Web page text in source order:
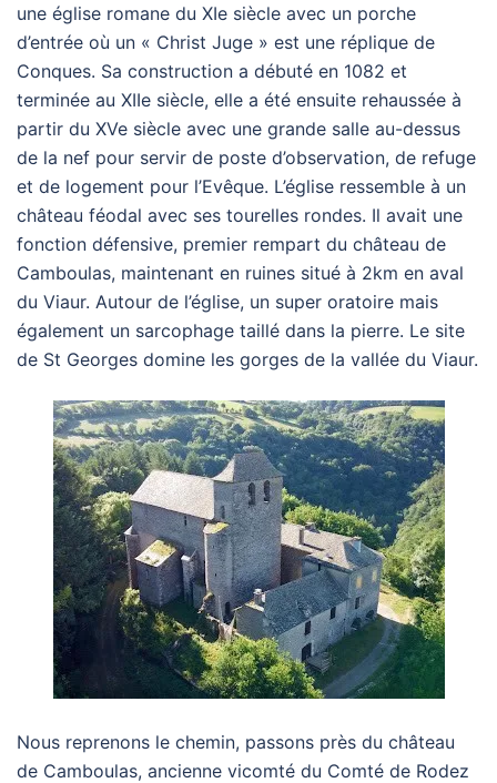
une église romane du XIe siècle avec un porche
d’entrée où un « Christ Juge » est une réplique de
Conques. Sa construction a débuté en 1082 et
terminée au XIIe siècle, elle a été ensuite rehaussée à
partir du XVe siècle avec une grande salle au-dessus
de la nef pour servir de poste d’observation, de refuge
et de logement pour l’Evêque. L’église ressemble à un
château féodal avec ses tourelles rondes. Il avait une
fonction défensive, premier rempart du château de
Camboulas, maintenant en ruines situé à 2km en aval
du Viaur. Autour de l’église, un super oratoire mais
également un sarcophage taillé dans la pierre. Le site
de St Georges domine les gorges de la vallée du Viaur.
Nous reprenons le chemin, passons près du château
de Camboulas, ancienne vicomté du Comté de Rodez